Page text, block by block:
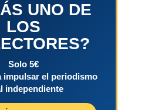
UNO DE
LOS
Solo 5€
impulsar el periodismo
independiente